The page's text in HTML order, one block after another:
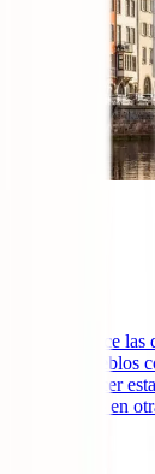
Alsacia
que hace las
y de los pueblos
vas a conocer
por hacerlo en
[...]